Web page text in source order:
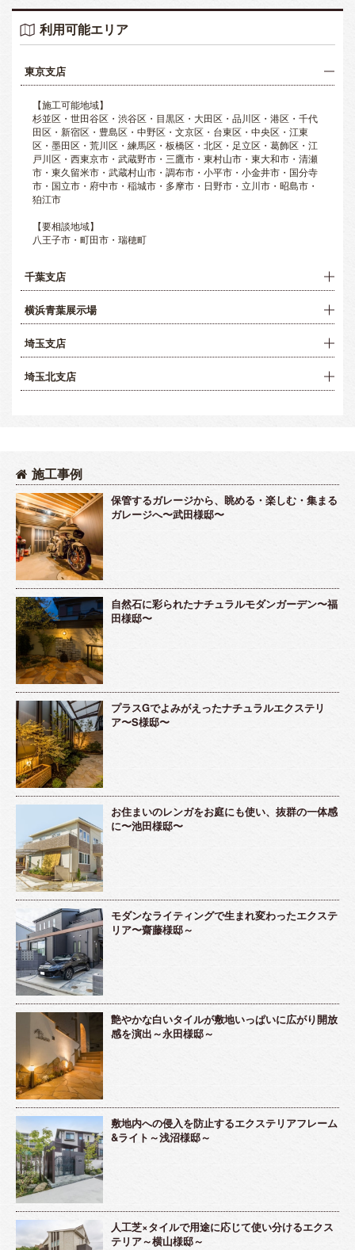
利用可能エリア
東京支店
【施工可能地域】
杉並区・世田谷区・渋谷区・目黒区・大田区・品川区・港区・千代
田区・新宿区・豊島区・中野区・文京区・台東区・中央区・江東
区・墨田区・荒川区・練馬区・板橋区・北区・足立区・葛飾区・江
戸川区・西東京市・武蔵野市・三鷹市・東村山市・東大和市・清瀬
市・東久留米市・武蔵村山市・調布市・小平市・小金井市・国分寺
市・国立市・府中市・稲城市・多摩市・日野市・立川市・昭島市・
狛江市
【要相談地域】
八王子市・町田市・瑞穂町
千葉支店
横浜青葉展示場
埼玉支店
埼玉北支店
施工事例
保管するガレージから、眺める・楽しむ・集まる
ガレージへ〜武田様邸〜
自然石に彩られたナチュラルモダンガーデン〜福
田様邸〜
プラスGでよみがえったナチュラルエクステリ
ア〜S様邸〜
お住まいのレンガをお庭にも使い、抜群の一体感
に〜池田様邸〜
モダンなライティングで生まれ変わったエクステ
リア〜齋藤様邸～
艶やかな白いタイルが敷地いっぱいに広がり開放
感を演出～永田様邸～
敷地内への侵入を防止するエクステリアフレーム
&ライト～浅沼様邸～
人工芝×タイルで用途に応じて使い分けるエクス
テリア～横山様邸～